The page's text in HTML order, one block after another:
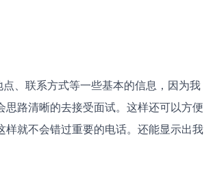
路清晰的去接受面试。这样还可以方便
就不会错过重要的电话。还能显示出我